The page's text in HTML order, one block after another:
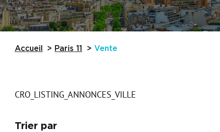
Actualités
Accueil Paris 11 Vente
CRO_LISTING_ANNONCES_VILLE
Trier par